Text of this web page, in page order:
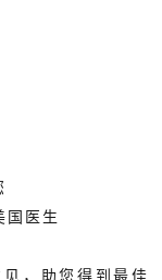
国医生
，助您得到最佳